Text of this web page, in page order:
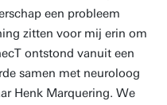
een probleem
zitten voor mij erin om
ontstond vanuit een
samen met neuroloog
Henk Marquering. We